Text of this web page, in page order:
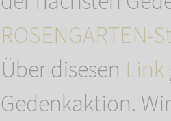
ROSENGARTEN-
Über disesen Link
Gedenkaktion.